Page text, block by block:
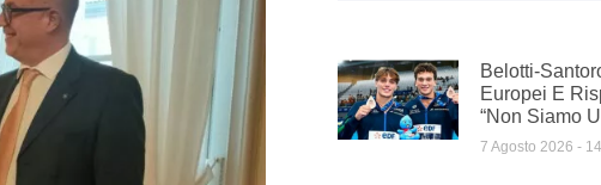
Belotti-
Europei E
“Non Siamo
7 Agosto 2026